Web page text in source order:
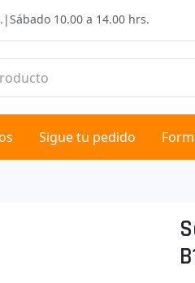
|Sábado 10.00 a 14.00 hrs.
Sigue tu pedido